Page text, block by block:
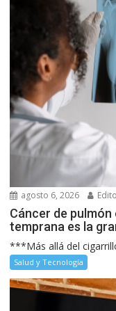
agosto 6, 2026
Cáncer de
temprana es la
***Más allá del
Salud y Tecnología